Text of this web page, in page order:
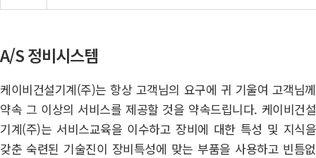
A/S 정비시스템
케이비건설기계(주)는 항상 고객님의 요구에 귀 기울여 고객님께
약속 그 이상의 서비스를 제공할 것을 약속드립니다. 케이비건설
기계(주)는 서비스교육을 이수하고 장비에 대한 특성 및 지식을
갖춘 숙련된 기술진이 장비특성에 맞는 부품을 사용하고 빈틈없